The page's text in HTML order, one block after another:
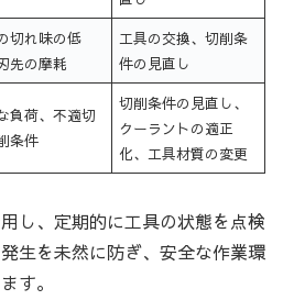
切れ味の低
先の摩耗
工具の交換、切削条
件の見直し
負荷、不適切
条件
切削条件の見直し、
クーラントの適正
化、工具材質の変更
し、定期的に工具の状態を点検
生を未然に防ぎ、安全な作業環
す。